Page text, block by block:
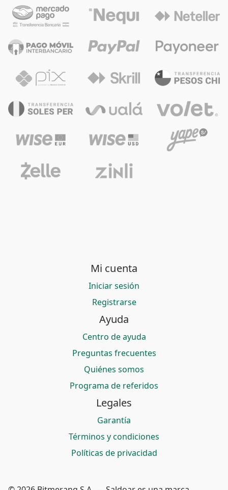
Mi cuenta
Iniciar sesión
Registrarse
Ayuda
Centro de ayuda
Preguntas frecuentes
Quiénes somos
Programa de referidos
Legales
Garantía
Términos y condiciones
Políticas de privacidad